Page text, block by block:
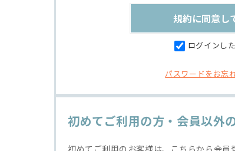
ログインし
パスワードをお忘
初めてご利用の方・会員以外